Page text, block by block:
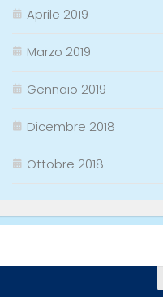
Aprile 2019
Marzo 2019
Gennaio 2019
Dicembre 2018
Ottobre 2018